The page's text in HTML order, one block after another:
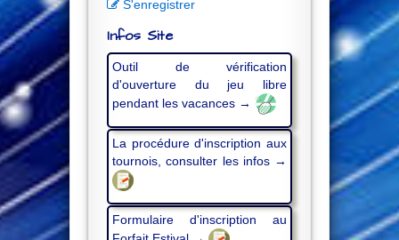
S'enregistrer
Infos Site
Outil de vérification
d'ouverture du jeu libre
pendant les vacances →
La procédure d'inscription aux
tournois, consulter les infos →
Formulaire d'inscription au